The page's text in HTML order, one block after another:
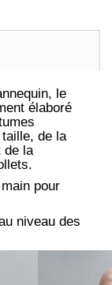
le
élaboré
de la
de la
pour
niveau des